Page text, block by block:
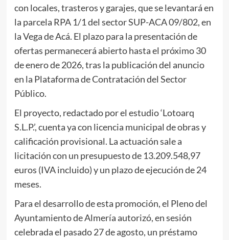
con locales, trasteros y garajes, que se levantará en
la parcela RPA 1/1 del sector SUP-ACA 09/802, en
la Vega de Acá. El plazo para la presentación de
ofertas permanecerá abierto hasta el próximo 30
de enero de 2026, tras la publicación del anuncio
en la Plataforma de Contratación del Sector
Público.
El proyecto, redactado por el estudio ‘Lotoarq
S.L.P.’, cuenta ya con licencia municipal de obras y
calificación provisional. La actuación sale a
licitación con un presupuesto de 13.209.548,97
euros (IVA incluido) y un plazo de ejecución de 24
meses.
Para el desarrollo de esta promoción, el Pleno del
Ayuntamiento de Almería autorizó, en sesión
celebrada el pasado 27 de agosto, un préstamo